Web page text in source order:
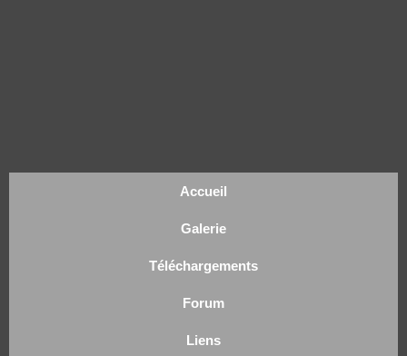
Accueil
Galerie
Téléchargements
Forum
Liens